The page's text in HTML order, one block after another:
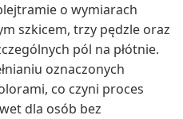
o wymiarach
szkicem, trzy pędzle oraz
pól na płótnie.
oznaczonych
co czyni proces
dla osób bez